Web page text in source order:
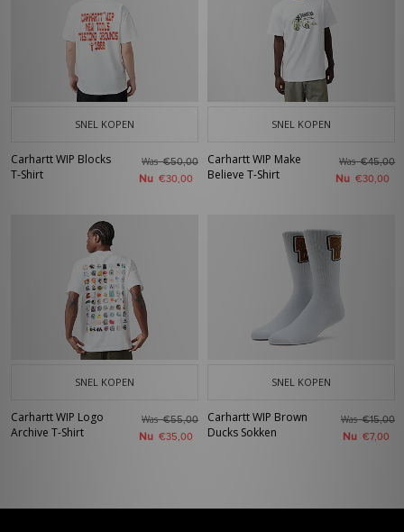
SNEL KOPEN
Carhartt WIP Blocks
T-Shirt
Was€50,00
Nu €30,00
SNEL KOPEN
Carhartt WIP Make
Believe T-Shirt
Was€45,00
Nu €30,00
SNEL KOPEN
Carhartt WIP Logo
Archive T-Shirt
Was€55,00
Nu €35,00
SNEL KOPEN
Carhartt WIP Brown
Ducks Sokken
Was€15,00
Nu €7,00